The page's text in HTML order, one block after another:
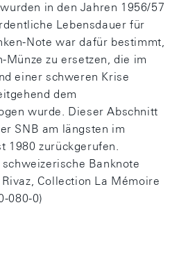
in den Jahren 1956/57
Lebensdauer für
Note war dafür bestimmt,
Münze zu ersetzen, die im
einer schweren Krise
dem
wurde. Dieser Abschnitt
SNB am längsten im
1980 zurückgerufen.
Banknote
Collection La Mémoire
080-0)